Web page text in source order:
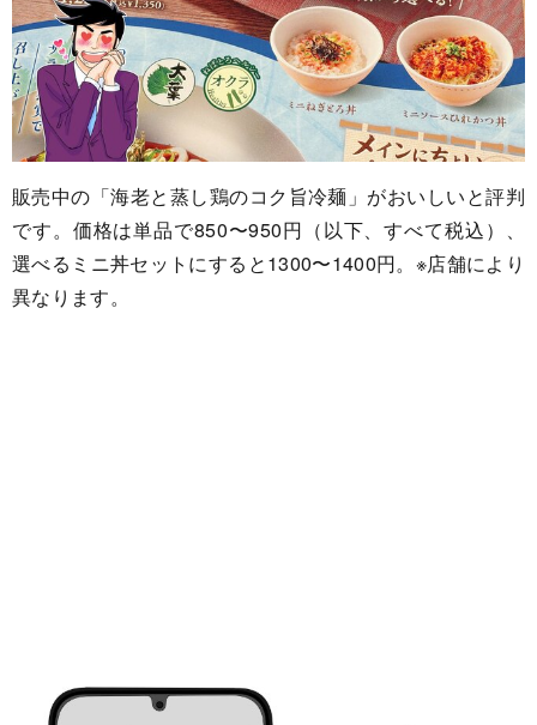
販売中の「海老と蒸し鶏のコク旨冷麺」がおいしいと評判
です。価格は単品で850〜950円（以下、すべて税込）、
選べるミニ丼セットにすると1300〜1400円。※店舗により
異なります。